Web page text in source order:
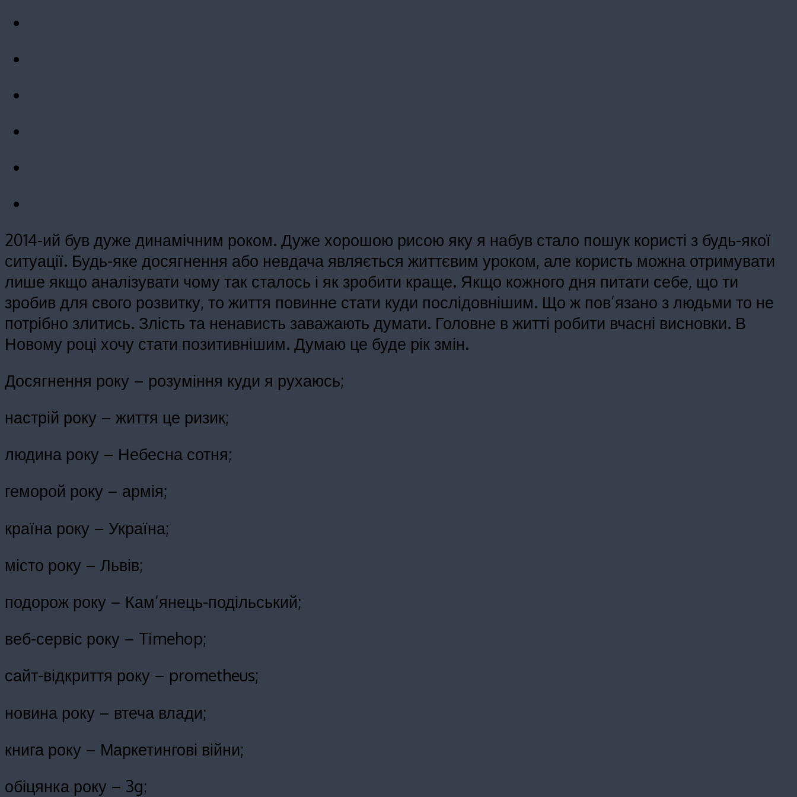
2014-ий був дуже динамічним роком. Дуже хорошою рисою яку я набув стало пошук користі з будь-якої
ситуації. Будь-яке досягнення або невдача являється життєвим уроком, але користь можна отримувати
лише якщо аналізувати чому так сталось і як зробити краще. Якщо кожного дня питати себе, що ти
зробив для свого розвитку, то життя повинне стати куди послідовнішим. Що ж пов’язано з людьми то не
потрібно злитись. Злість та ненависть заважають думати. Головне в житті робити вчасні висновки. В
Новому році хочу стати позитивнішим. Думаю це буде рік змін.
Досягнення року – розуміння куди я рухаюсь;
настрій року – життя це ризик;
людина року – Небесна сотня;
геморой року – армія;
країна року – Україна;
місто року – Львів;
подорож року – Кам’янець-подільський;
веб-сервіс року – Timehop;
сайт-відкриття року – prometheus;
новина року – втеча влади;
книга року – Маркетингові війни;
обіцянка року – 3g;